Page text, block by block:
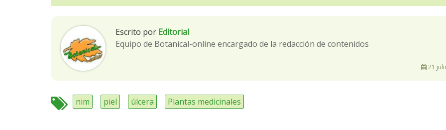
Escrito por Editorial
Equipo de Botanical-online encargado de la redacción de contenidos
21
nim piel úlcera Plantas medicinales